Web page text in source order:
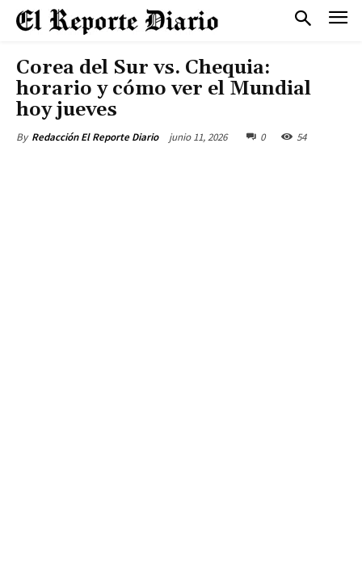
Corea del Sur vs. Chequia:
horario y cómo ver el Mundial
hoy jueves
By Redacción El Reporte Diario junio 11, 2026 0 54